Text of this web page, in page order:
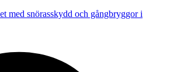
med snörasskydd och gångbryggor i